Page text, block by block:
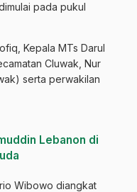
pada pukul
Kepala MTs Darul
Cluwak, Nur
serta perwakilan
Lebanon di
Wibowo diangkat